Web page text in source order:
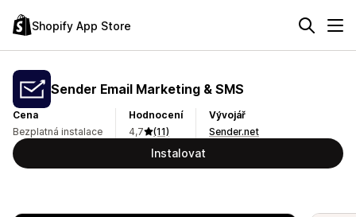
Shopify App Store
Sender Email Marketing & SMS
Cena
Bezplatná instalace
Hodnocení
4,7
(11)
Vývojář
Sender.net
Instalovat